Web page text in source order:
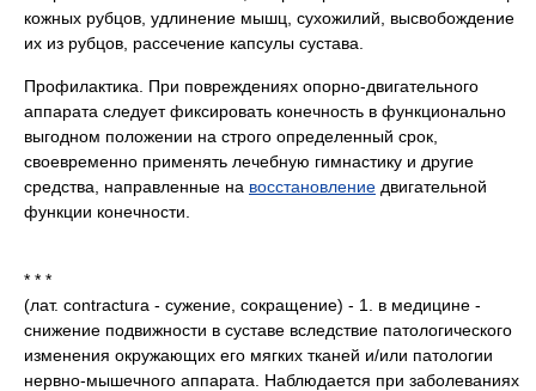
кожных рубцов, удлинение мышц, сухожилий, высвобождение
их из рубцов, рассечение капсулы сустава.
Профилактика. При повреждениях опорно-двигательного
аппарата следует фиксировать конечность в функционально
выгодном положении на строго определенный срок,
своевременно применять лечебную гимнастику и другие
средства, направленные на восстановление двигательной
функции конечности.
* * *
(лат. contractura - сужение, сокращение) - 1. в медицине -
снижение подвижности в суставе вследствие патологического
изменения окружающих его мягких тканей и/или патологии
нервно-мышечного аппарата. Наблюдается при заболеваниях